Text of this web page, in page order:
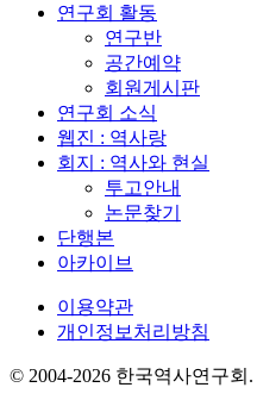
연구회 활동
연구반
공간예약
회원게시판
연구회 소식
웹진 : 역사랑
회지 : 역사와 현실
투고안내
논문찾기
단행본
아카이브
이용약관
개인정보처리방침
© 2004-2026 한국역사연구회.